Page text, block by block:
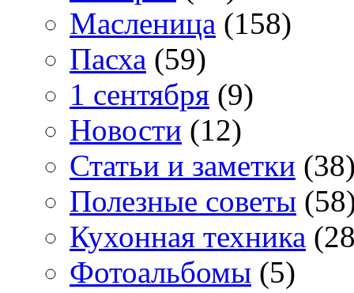
Масленица (158)
Пасха (59)
1 сентября (9)
Новости (12)
Статьи и заметки
Полезные советы
Кухонная техника
Фотоальбомы (5)